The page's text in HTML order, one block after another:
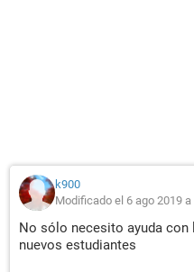
k900
Modificado el 6 ago 2019
No sólo necesito ayuda con
nuevos estudiantes